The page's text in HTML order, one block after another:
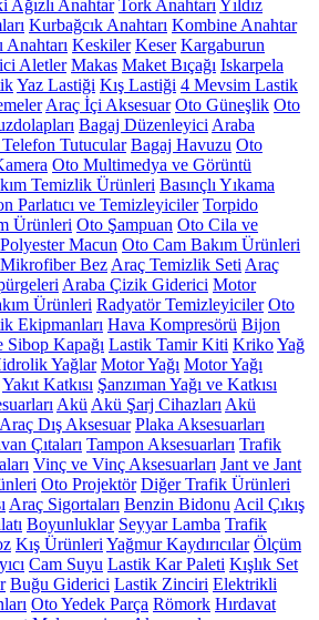
Ağızlı Anahtar Tork Anahtarı Yıldız
Kurbağcık Anahtarı Kombine Anahtar
Anahtarı Keskiler Keser Kargaburun
Aletler Makas Maket Bıçağı Iskarpela
Yaz Lastiği Kış Lastiği 4 Mevsim Lastik
Araç İçi Aksesuar Oto Güneşlik Oto
Bagaj Düzenleyici Araba
Tutucular Bagaj Havuzu Oto
Oto Multimedya ve Görüntü
Temizlik Ürünleri Basınçlı Yıkama
Parlatıcı ve Temizleyiciler Torpido
Ürünleri Oto Şampuan Oto Cila ve
Polyester Macun Oto Cam Bakım Ürünleri
Mikrofiber Bez Araç Temizlik Seti Araç
Araba Çizik Giderici Motor
Ürünleri Radyatör Temizleyiciler Oto
Ekipmanları Hava Kompresörü Bijon
Sibop Kapağı Lastik Tamir Kiti KrikoYağ
Yağlar Motor Yağı Motor Yağı
Yakıt Katkısı Şanzıman Yağı ve Katkısı
Akü Akü Şarj Cihazları Akü
Araç Dış Aksesuar Plaka Aksesuarları
Çıtaları Tampon Aksesuarları Trafik
Vinç ve Vinç Aksesuarları Jant ve Jant
Oto Projektör Diğer Trafik Ürünleri
Araç Sigortaları Benzin Bidonu Acil Çıkış
Boyunluklar Seyyar Lamba Trafik
Kış Ürünleri Yağmur Kaydırıcılar Ölçüm
Cam Suyu Lastik Kar Paleti Kışlık Set
Buğu Giderici Lastik Zinciri Elektrikli
Oto Yedek Parça Römork Hırdavat